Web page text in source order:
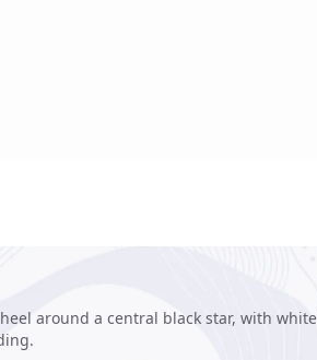
around a central black star, with